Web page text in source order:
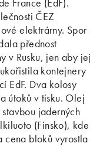
ČEZ
elektrárny. Spor
přednost
v Rusku, jen aby jej
kontejnery
EdF. Dva kolosy
útoků v tisku. Olej
jaderných
(Finsko), kde
cena bloků vyrostla